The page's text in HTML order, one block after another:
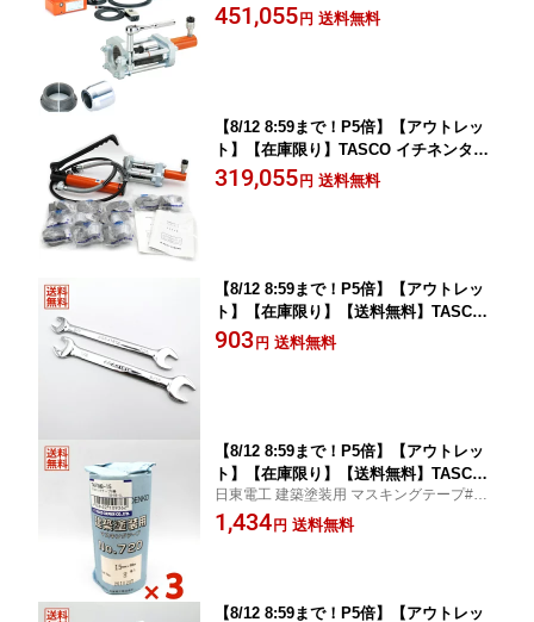
コ 油圧直管エキスパンダーセット電動
油圧ポンプ ヘッドクランプ11個付 TA52
451,055 円 送料無料
【8/12 8:59まで！P5倍】【アウトレッ
ト】【在庫限り】TASCO イチネンタス
コ 油圧直管エキスパンダーセット油圧
ポンプ ヘッドクランプ付TA525D TA525
319,055 円 送料無料
【8/12 8:59まで！P5倍】【アウトレッ
ト】【在庫限り】【送料無料】TASCO
イチネンタスコ両口スパナ TOPTUL 2本
903 円 送料無料
【8/12 8:59まで！P5倍】【アウトレッ
ト】【在庫限り】【送料無料】TASCO
イチネンタスコ 建築塗装用マスキング
テープ 幅15mm 長さ18m 8巻入 3セッ
日東電工 建築塗装用 マスキングテープ#72
0
1,434 円 送料無料
【8/12 8:59まで！P5倍】【アウトレッ